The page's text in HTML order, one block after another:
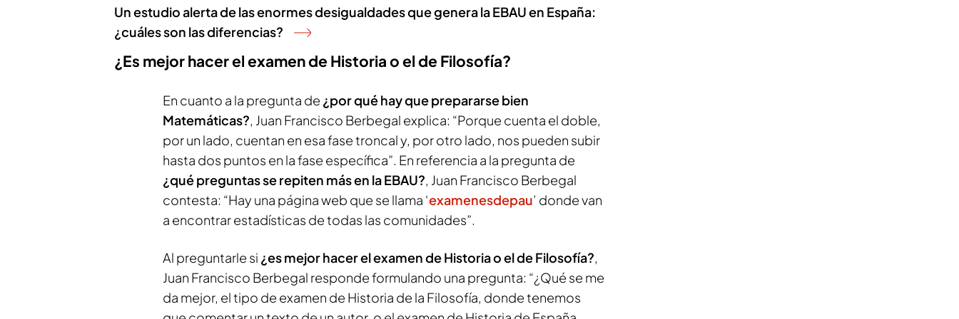
Un estudio alerta de las enormes desigualdades que genera la EBAU en España:
¿cuáles son las diferencias?
¿Es mejor hacer el examen de Historia o el de Filosofía?
En cuanto a la pregunta de ¿por qué hay que prepararse bien
Matemáticas?, Juan Francisco Berbegal explica: “Porque cuenta el doble,
por un lado, cuentan en esa fase troncal y, por otro lado, nos pueden subir
hasta dos puntos en la fase específica”. En referencia a la pregunta de
¿qué preguntas se repiten más en la EBAU?, Juan Francisco Berbegal
contesta: “Hay una página web que se llama ‘examenesdepau’ donde van
a encontrar estadísticas de todas las comunidades”.
Al preguntarle si ¿es mejor hacer el examen de Historia o el de Filosofía?,
Juan Francisco Berbegal responde formulando una pregunta: “¿Qué se me
da mejor, el tipo de examen de Historia de la Filosofía, donde tenemos